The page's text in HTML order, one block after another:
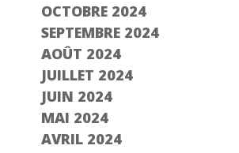
OCTOBRE 2024
SEPTEMBRE 2024
AOÛT 2024
JUILLET 2024
JUIN 2024
MAI 2024
AVRIL 2024